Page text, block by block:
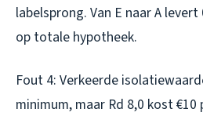
labelsprong. Van E naar A
op totale hypotheek.
Fout 4: Verkeerde
minimum, maar Rd 8,0 kost €10